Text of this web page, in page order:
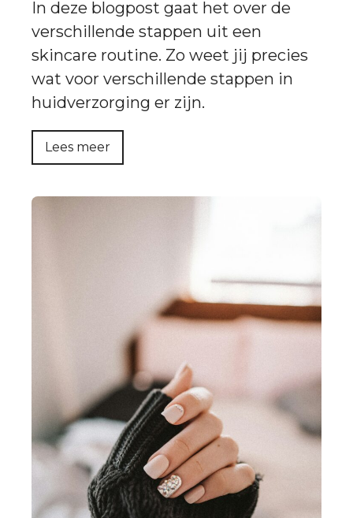
In deze blogpost gaat het over de
verschillende stappen uit een
skincare routine. Zo weet jij precies
wat voor verschillende stappen in
huidverzorging er zijn.
Lees meer